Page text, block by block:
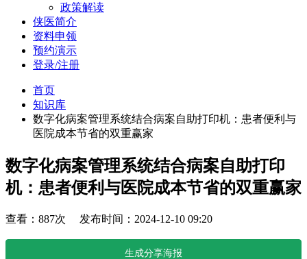
政策解读
侠医简介
资料申领
预约演示
登录/注册
首页
知识库
数字化病案管理系统结合病案自助打印机：患者便利与
医院成本节省的双重赢家
数字化病案管理系统结合病案自助打印
机：患者便利与医院成本节省的双重赢家
查看：887次 发布时间：2024-12-10 09:20
生成分享海报